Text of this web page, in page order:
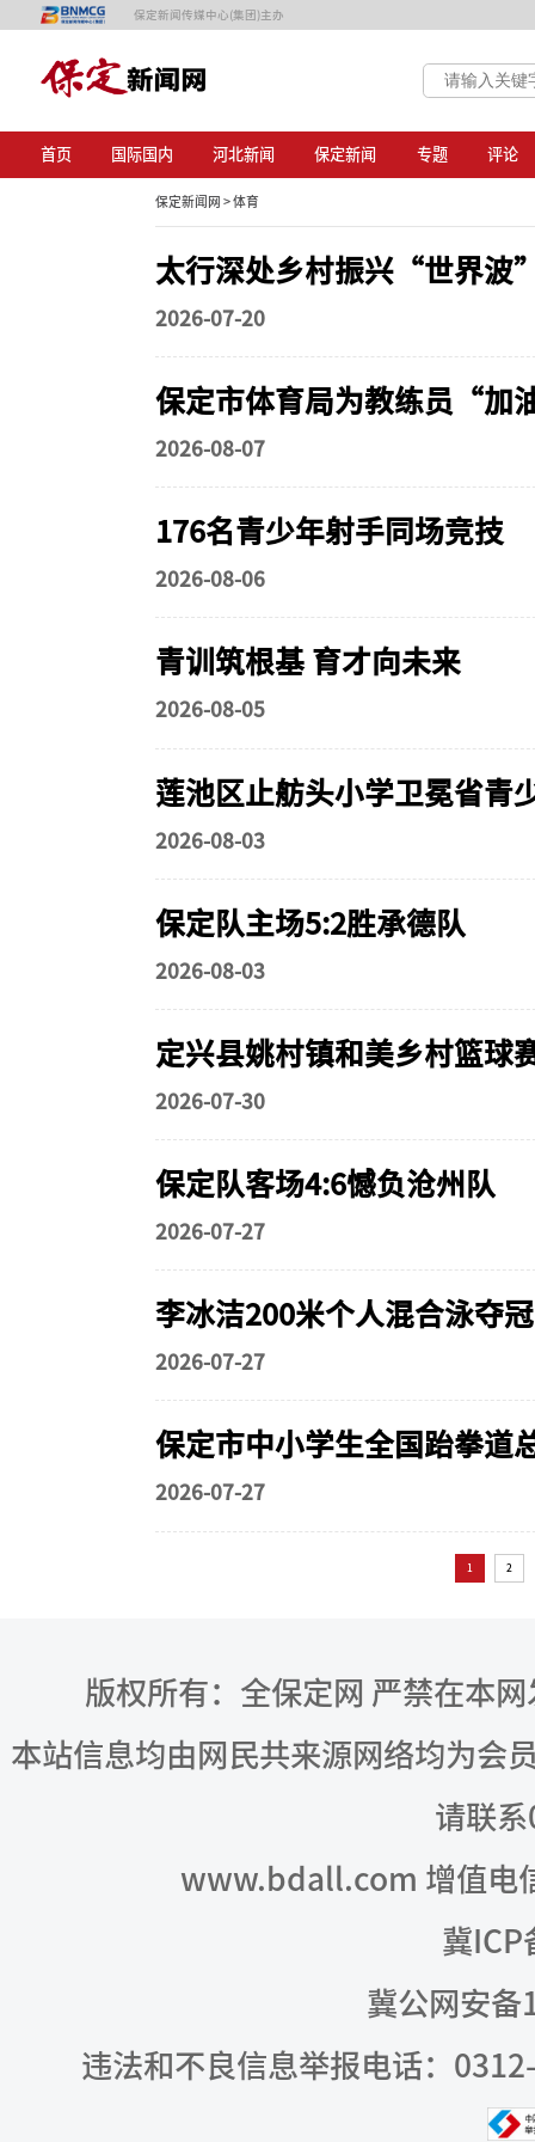
保定新闻传媒中心(集团)主办
首页 国际国内 河北新闻 保定新闻 专题 评论
保定新闻网 >体育
太行深处乡村振兴“世界波
2026-07-20
保定市体育局为教练员“加
2026-08-07
176名青少年射手同场竞技
2026-08-06
青训筑根基 育才向未来
2026-08-05
莲池区止舫头小学卫冕省青
2026-08-03
保定队主场5:2胜承德队
2026-08-03
定兴县姚村镇和美乡村篮球
2026-07-30
保定队客场4:6憾负沧州队
2026-07-27
李冰洁200米个人混合泳夺
2026-07-27
保定市中小学生全国跆拳道
2026-07-27
1 2
版权所有：全保定网 严禁在本
本站信息均由网民共来源网络均为会
请联
www.bdall.com 增值电
冀ICP
冀公网安备
违法和不良信息举报电话：